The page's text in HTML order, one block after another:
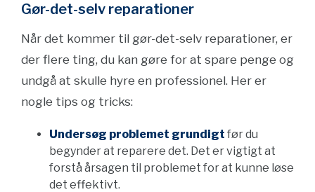
Gør-det-selv reparationer
Når det kommer til gør-det-selv reparationer, er
der flere ting, du kan gøre for at spare penge og
undgå at skulle hyre en professionel. Her er
nogle tips og tricks:
Undersøg problemet grundigt før du
begynder at reparere det. Det er vigtigt at
forstå årsagen til problemet for at kunne løse
det effektivt.